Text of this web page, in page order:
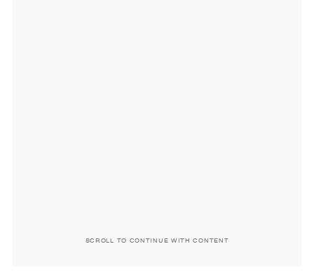
SCROLL TO CONTINUE WITH CONTENT